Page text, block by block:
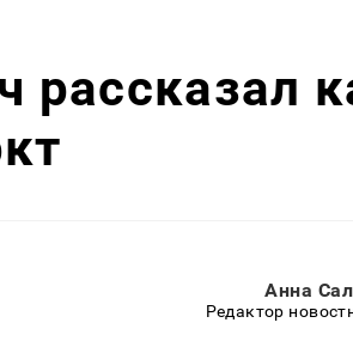
рассказал
Анна
Редактор